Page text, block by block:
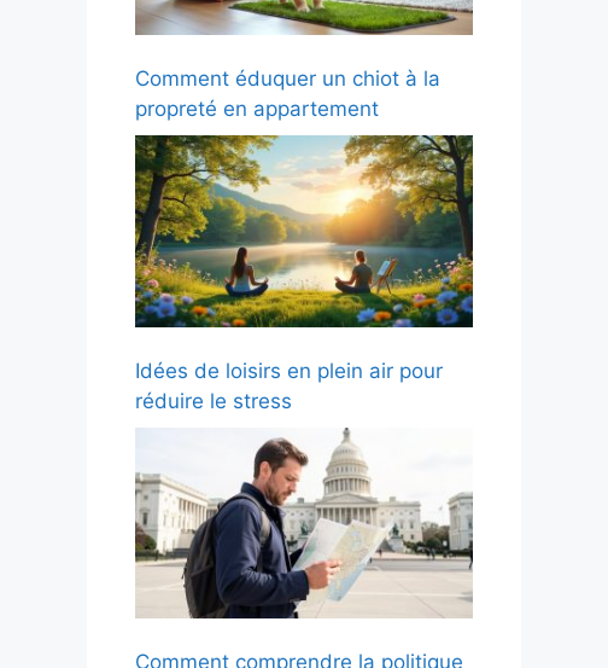
Comment éduquer un chiot à la
propreté en appartement
Idées de loisirs en plein air pour
réduire le stress
Comment comprendre la politique